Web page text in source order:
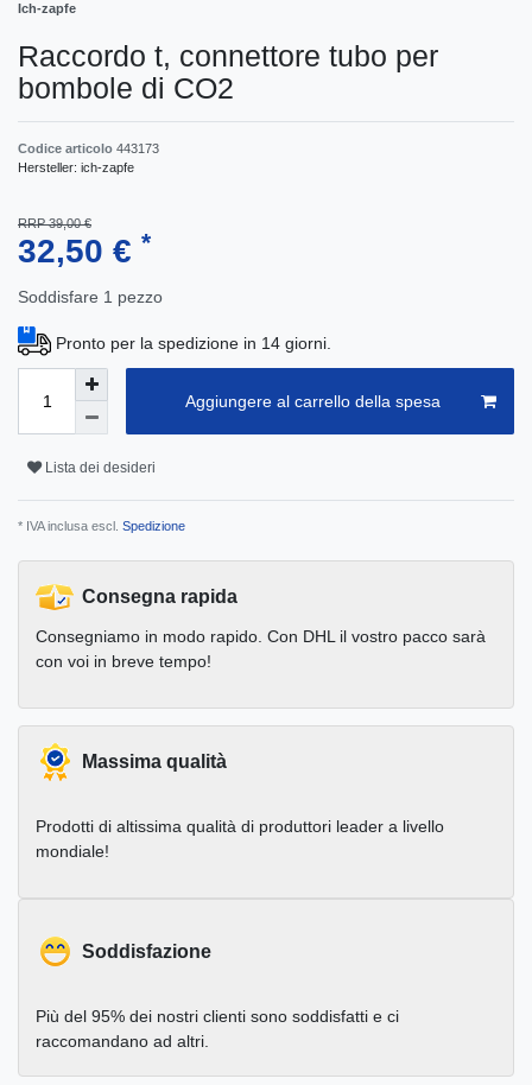
Ich-zapfe
Raccordo t, connettore tubo per
bombole di CO2
Codice articolo 443173
Hersteller: ich-zapfe
RRP 39,00 €
32,50 € *
Soddisfare 1 pezzo
Pronto per la spedizione in 14 giorni.
Aggiungere al carrello della spesa
Lista dei desideri
* IVA inclusa escl. Spedizione
Consegna rapida
Consegniamo in modo rapido. Con DHL il vostro pacco sarà
con voi in breve tempo!
Massima qualità
Prodotti di altissima qualità di produttori leader a livello
mondiale!
Soddisfazione
Più del 95% dei nostri clienti sono soddisfatti e ci
raccomandano ad altri.